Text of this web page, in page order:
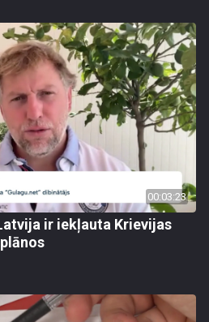
00:03:23
ir iekļauta Krievijas